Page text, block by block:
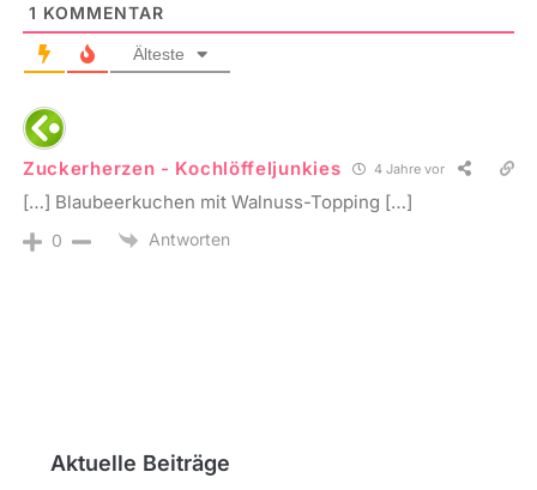
1 KOMMENTAR
Älteste
Zuckerherzen - Kochlöffeljunkies 4 Jahre vor
[…] Blaubeerkuchen mit Walnuss-Topping […]
0 Antworten
Aktuelle Beiträge